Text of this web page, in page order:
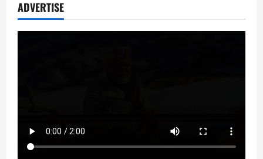
ADVERTISE